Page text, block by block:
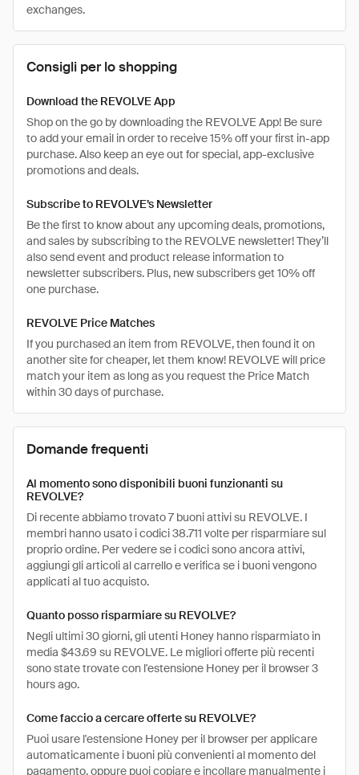
exchanges.
Consigli per lo shopping
Download the REVOLVE App
Shop on the go by downloading the REVOLVE App! Be sure
to add your email in order to receive 15% off your first in-app
purchase. Also keep an eye out for special, app-exclusive
promotions and deals.
Subscribe to REVOLVE’s Newsletter
Be the first to know about any upcoming deals, promotions,
and sales by subscribing to the REVOLVE newsletter! They’ll
also send event and product release information to
newsletter subscribers. Plus, new subscribers get 10% off
one purchase.
REVOLVE Price Matches
If you purchased an item from REVOLVE, then found it on
another site for cheaper, let them know! REVOLVE will price
match your item as long as you request the Price Match
within 30 days of purchase.
Domande frequenti
Al momento sono disponibili buoni funzionanti su
REVOLVE?
Di recente abbiamo trovato 7 buoni attivi su REVOLVE. I
membri hanno usato i codici 38.711 volte per risparmiare sul
proprio ordine. Per vedere se i codici sono ancora attivi,
aggiungi gli articoli al carrello e verifica se i buoni vengono
applicati al tuo acquisto.
Quanto posso risparmiare su REVOLVE?
Negli ultimi 30 giorni, gli utenti Honey hanno risparmiato in
media $43.69 su REVOLVE. Le migliori offerte più recenti
sono state trovate con l'estensione Honey per il browser 3
hours ago.
Come faccio a cercare offerte su REVOLVE?
Puoi usare l'estensione Honey per il browser per applicare
automaticamente i buoni più convenienti al momento del
pagamento, oppure puoi copiare e incollare manualmente i